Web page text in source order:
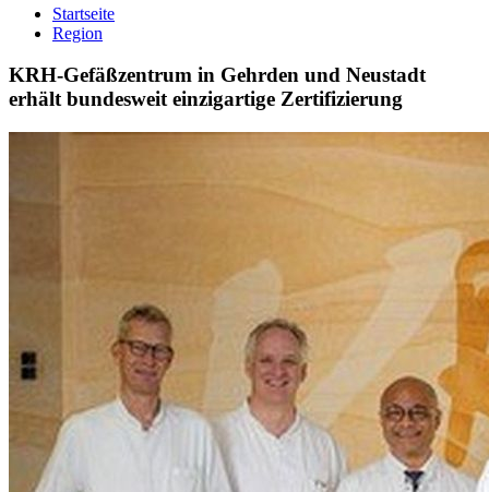
Startseite
Region
KRH-Gefäßzentrum in Gehrden und Neustadt
erhält bundesweit einzigartige Zertifizierung